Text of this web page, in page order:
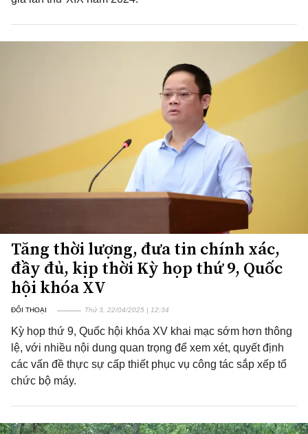
Tăng thời lượng, đưa tin chính xác,
đầy đủ, kịp thời Kỳ họp thứ 9, Quốc
hội khóa XV
ĐỐI THOẠI Thứ 3, 22/04/2025 | 12:34
Kỳ họp thứ 9, Quốc hội khóa XV khai mạc sớm hơn thông
lệ, với nhiều nội dung quan trọng để xem xét, quyết định
các vấn đề thực sự cấp thiết phục vụ công tác sắp xếp tổ
chức bộ máy.